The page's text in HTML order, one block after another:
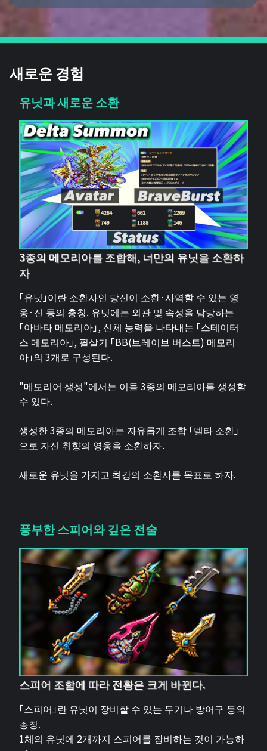
새로운 경험
유닛과 새로운 소환
3종의 메모리아를 조합해, 너만의 유닛을 소환하
자
「유닛」이란 소환사인 당신이 소환·사역할 수 있는 영
웅·신 등의 총칭. 유닛에는 외관 및 속성을 담당하는
「아바타 메모리아」, 신체 능력을 나타내는 「스테이터
스 메모리아」, 필살기 「BB(브레이브 버스트) 메모리
아」의 3개로 구성된다.
"메모리어 생성"에서는 이들 3종의 메모리아를 생성할
수 있다.
생성한 3종의 메모리아는 자유롭게 조합 「델타 소환」
으로 자신 취향의 영웅을 소환하자.
새로운 유닛을 가지고 최강의 소환사를 목표로 하자.
풍부한 스피어와 깊은 전술
스피어 조합에 따라 전황은 크게 바뀐다.
「스피어」란 유닛이 장비할 수 있는 무기나 방어구 등의
총칭.
1체의 유닛에 2개까지 스피어를 장비하는 것이 가능하